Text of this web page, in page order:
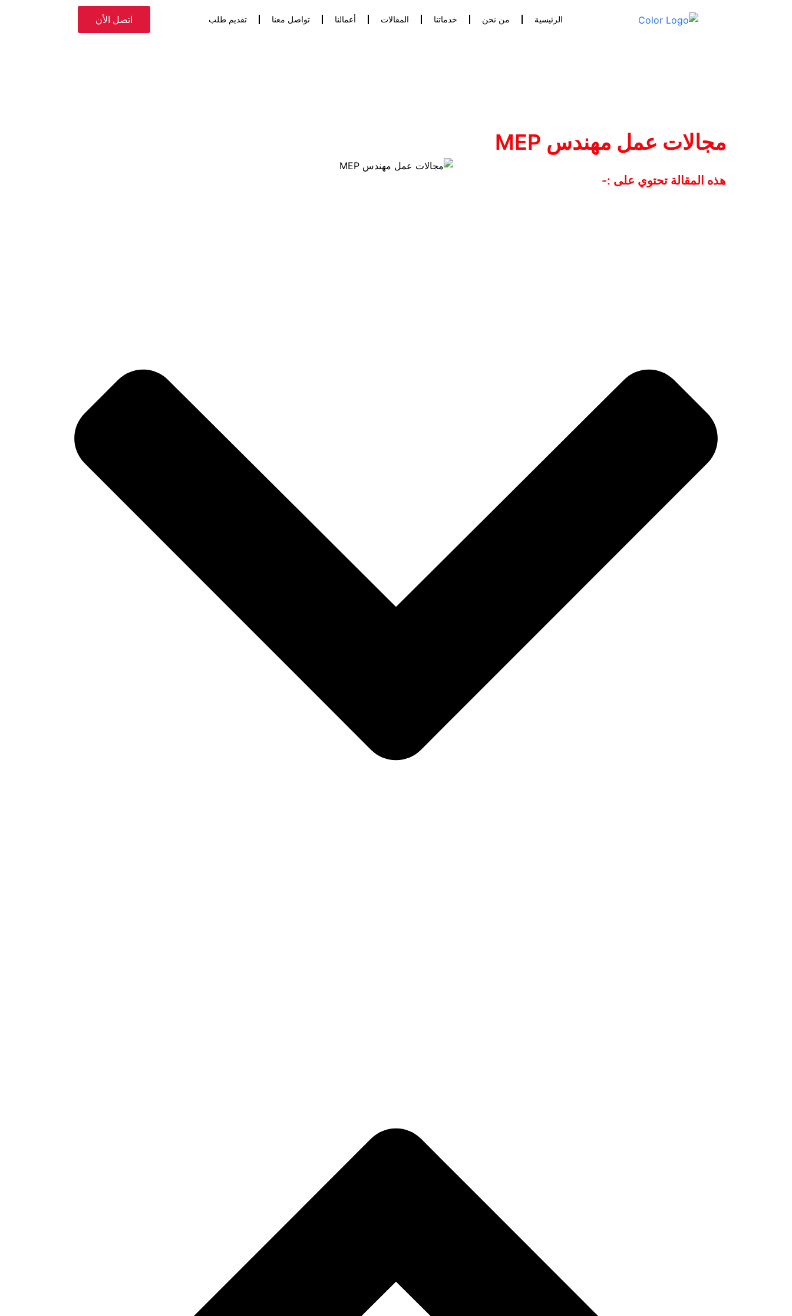
الرئيسية من نحن خدماتنا المقالات أعمالنا تواصل معنا تقديم طلب اتصل الأن
مجالات عمل مهندس MEP
هذه المقالة تحتوي على :-